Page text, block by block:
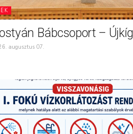
Bábcsoport –
augusztus 07.